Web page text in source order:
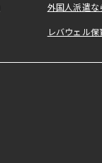
外国人派遣な
レバウェル